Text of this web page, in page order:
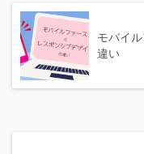
モバイ
違い